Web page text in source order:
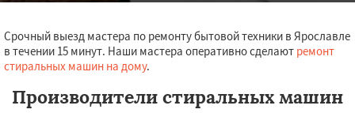
Срочный выезд мастера по ремонту бытовой техники в Ярославле
в течении 15 минут. Наши мастера оперативно сделают ремонт
стиральных машин на дому.
Производители стиральных машин